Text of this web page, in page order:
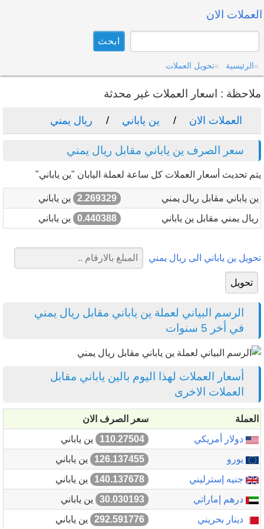
العملات الان
الرئيسية تحويل العملات
ملاحظة : اسعار العملات غير محدثة
العملات الان ين ياباني ريال يمني
سعر الصرف ين ياباني مقابل ريال يمني
يتم تحديث أسعار العملات كل ساعة لعملة اليابان "ين ياباني"
ين ياباني مقابل ريال يمني 2.269329
ين ياباني
ريال يمني مقابل ين ياباني
0.440388 ين ياباني
تحويل ين ياباني الى ريال يمني
الرسم البياني لعملة ين ياباني مقابل ريال يمني
في أخر 5 سنوات
أسعار العملات لهذا اليوم بالين ياباني مقابل
العملات الاخرى
العملة
سعر الصرف الان
دولار أمريكي
110.27504
ين ياباني
يورو
126.137455
ين ياباني
جنيه إسترليني
140.137678
ين ياباني
درهم إماراتي
30.030193
ين ياباني
دينار بحريني
292.591776 ين ياباني